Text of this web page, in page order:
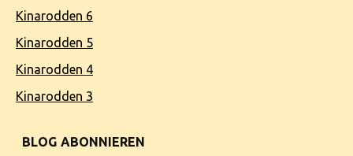
Kinarodden 6
Kinarodden 5
Kinarodden 4
Kinarodden 3
BLOG ABONNIEREN